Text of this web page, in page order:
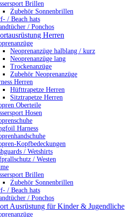
Brillen
Zubehör Sonnenbrillen
/ Beach hats
/ Ponchos
Herren
Neoprenanzüge halblang / kurz
Neoprenanzüge lang
Trockenanzüge
Zubehör Neoprenanzüge
Herren
Hüfttrapetze Herren
Sitztrapetze Herren
Oberteile
Hosen
Harness
Kopfbedeckungen
/ Wetshirts
/ Westen
Brillen
Zubehör Sonnenbrillen
/ Beach hats
/ Ponchos
Ausrüstung für Kinder & Jugendliche